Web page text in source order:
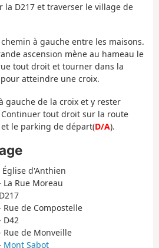
la D217 et traverser le village de
à gauche entre les maisons.
ascension mène au hameau le
tout droit et tourner dans la
atteindre une croix.
gauche de la croix et y rester
tout droit sur la route
le parking de départ(D/A).
d'Anthien
Rue Moreau
Rue de Compostelle
D42
Rue de Monveille
Mont Sabot